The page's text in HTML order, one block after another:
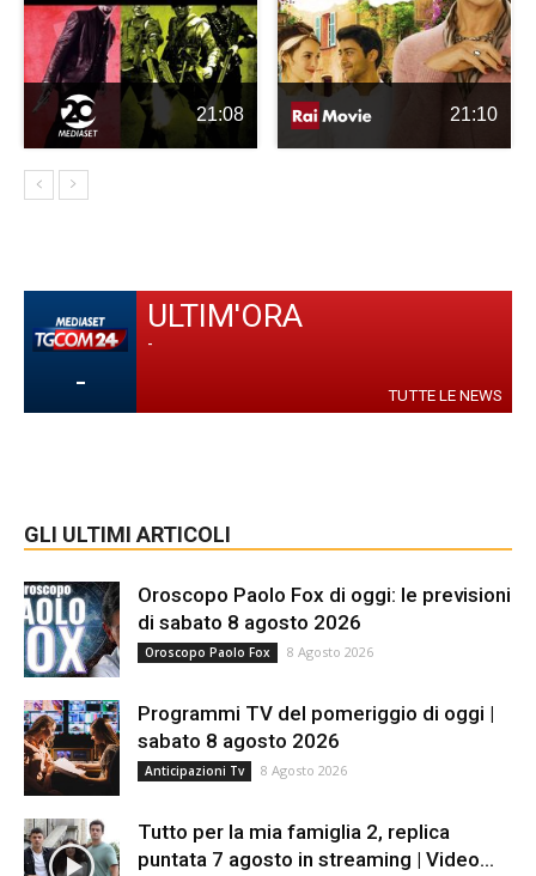
21:08 21:10
-
ULTIM'ORA
-
TUTTE LE NEWS
GLI ULTIMI ARTICOLI
Oroscopo Paolo Fox di oggi: le previsioni
di sabato 8 agosto 2026
Oroscopo Paolo Fox 8 Agosto 2026
Programmi TV del pomeriggio di oggi |
sabato 8 agosto 2026
Anticipazioni Tv 8 Agosto 2026
Tutto per la mia famiglia 2, replica
puntata 7 agosto in streaming | Video...